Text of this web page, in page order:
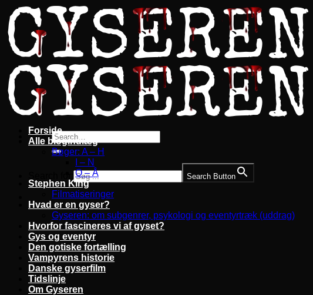
Fortsæt
til
indhold
Search Button
Forside
Alle blogindlæg
Bøger: A – H
I – N
O – Å
Stephen King
Filmatiseringer
Hvad er en gyser?
Gyseren: om subgenrer, psykologi og eventyrtræk (uddrag)
Hvorfor fascineres vi af gyset?
Gys og eventyr
Den gotiske fortælling
Vampyrens historie
Danske gyserfilm
Tidslinje
Om Gyseren